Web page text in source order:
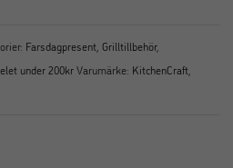
Farsdagpresent Grilltillbehör,
under 200krVarumärke: KitchenCraft